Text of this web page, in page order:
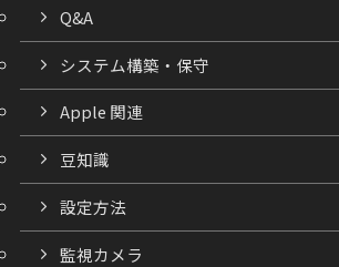
Q&A
システム構築・保守
Apple 関連
豆知識
設定方法
監視カメラ